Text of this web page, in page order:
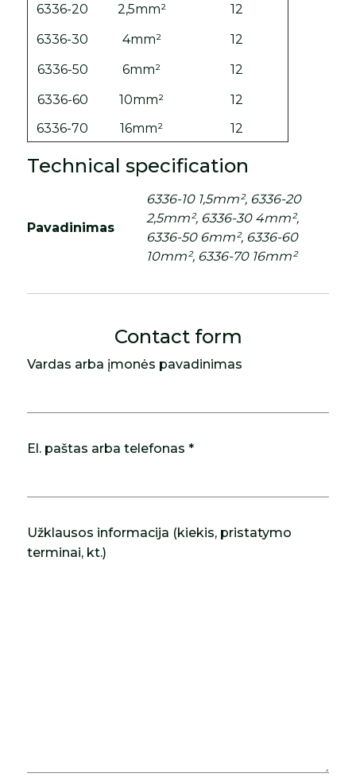
6336-20
2,5mm²
12
6336-30
4mm²
12
6336-50
6mm²
12
6336-60
10mm²
12
6336-70
16mm² 12
Technical specification
Pavadinimas
6336-10 1,5mm², 6336-20
2,5mm², 6336-30 4mm²,
6336-50 6mm², 6336-60
10mm², 6336-70 16mm²
Contact form
Vardas arba įmonės pavadinimas
El. paštas arba telefonas *
Užklausos informacija (kiekis, pristatymo
terminai, kt.)